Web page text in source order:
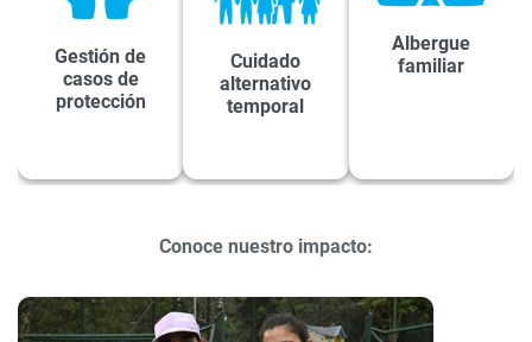
Gestión de
casos de
protección
Cuidado
alternativo
temporal
Albergue
familiar
Conoce nuestro impacto: